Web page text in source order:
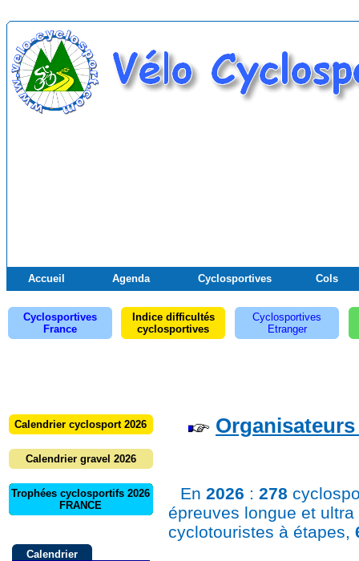
Accueil Agenda Cyclosportives Cols
Cyclosportives
France
Indice difficultés
cyclosportives
Cyclosportives
Etranger
Calendrier cyclosport 2026
Calendrier gravel 2026
Trophées cyclosportifs 2026
FRANCE
Calendrier
En 2026 : 278
épreuves longue et
cyclotouristes à étapes,